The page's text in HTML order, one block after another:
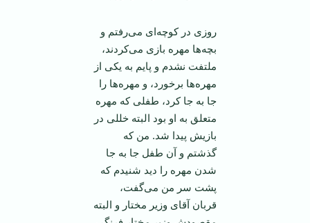
روزی در کوچه‌ای می‌رفتم و
بچه‌ها مهره بازی می‌کردند،
ملتفت نشدم و پایم به یکی از
مهره‌ها برخورد، و مهره‌ها را
جا به جا کرد، طفلی که مهره
متعلق به او بود البته خللی در
بازیش پیدا شد. من که
گذشتم و آن طفل جا به جا
شدن مهره را دید شنیدم که
پشت سر من می‌گفت،
قربان آقای وزیر مختار و البته